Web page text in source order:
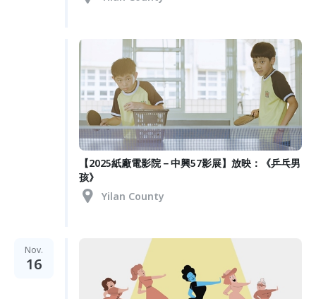
【2025紙廠電影院－中興57影展】放映：《乒乓男
孩》
Yilan County
Nov.
16